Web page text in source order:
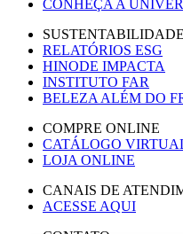
CONHEÇA A
SUSTENTABILIDADE
RELATÓRIOS ESG
HINODE IMPACTA
INSTITUTO FAR
BELEZA ALÉM DO
COMPRE ONLINE
CATÁLOGO
LOJA ONLINE
CANAIS DE
ACESSE AQUI